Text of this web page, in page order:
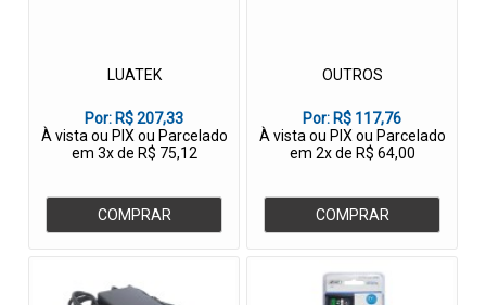
LUATEK
Por: R$ 207,33
À vista ou PIX ou Parcelado
em 3x de R$ 75,12
COMPRAR
OUTROS
Por: R$ 117,76
À vista ou PIX ou Parcelado
em 2x de R$ 64,00
COMPRAR